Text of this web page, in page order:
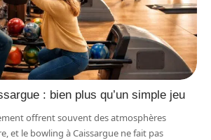
: bien plus qu’un simple jeu
offrent souvent des atmosphères
et le bowling à Caissargue ne fait pas